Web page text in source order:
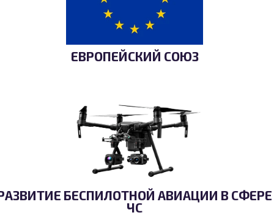
ЕВРОПЕЙСКИЙ СОЮЗ
БЕСПИЛОТНОЙ АВИАЦИИ В СФЕРЕ
ЧС